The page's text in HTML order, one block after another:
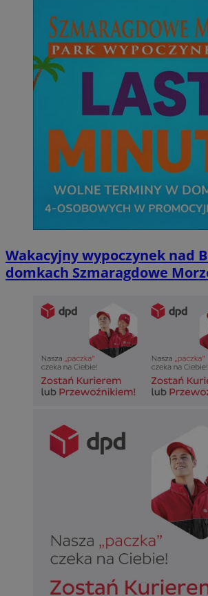
Wakacyjny wypoczynek nad
domkach Szmaragdowe